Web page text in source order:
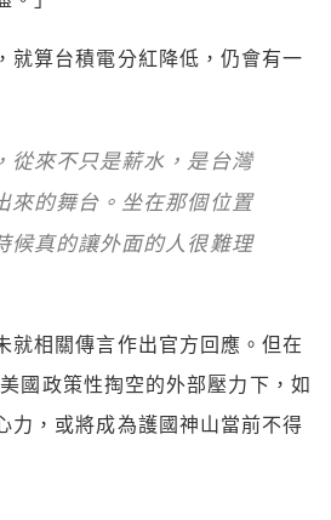
就算台積電分紅降低，仍會有一
從來不只是薪水，是台灣
來的舞台。坐在那個位置
候真的讓外面的人很難理
就相關傳言作出官方回應。但在
國政策性掏空的外部壓力下，如
力，或將成為護國神山當前不得